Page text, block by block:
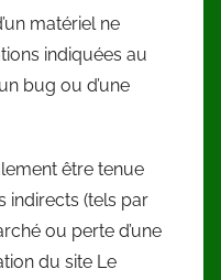
matériel ne
indiquées au
bug ou d’une
être tenue
indirects (tels par
ou perte d’une
du site Le